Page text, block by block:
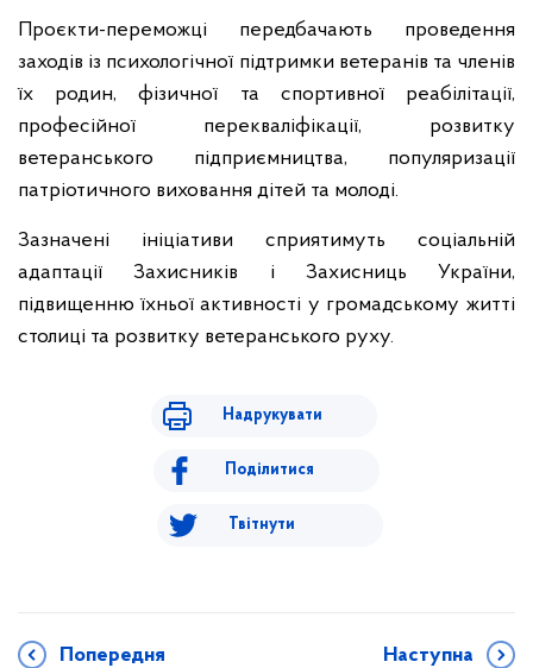
Проєкти-переможці передбачають проведення
заходів із психологічної підтримки ветеранів та членів
їх родин, фізичної та спортивної реабілітації,
професійної перекваліфікації, розвитку
ветеранського підприємництва, популяризації
патріотичного виховання дітей та молоді.
Зазначені ініціативи сприятимуть соціальній
адаптації Захисників і Захисниць України,
підвищенню їхньої активності у громадському житті
столиці та розвитку ветеранського руху.
Надрукувати
Поділитися
Твітнути
Попередня Наступна